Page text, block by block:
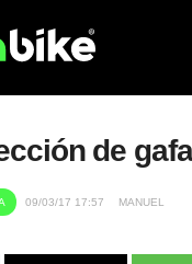
de
09/03/17 17:57 MANUEL